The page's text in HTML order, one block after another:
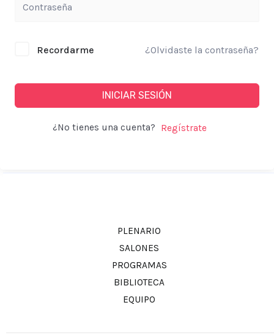
Alternative:
Recordarme ¿Olvidaste la contraseña?
INICIAR SESIÓN
¿No tienes una cuenta?
PLENARIO
SALONES
PROGRAMAS
BIBLIOTECA
EQUIPO